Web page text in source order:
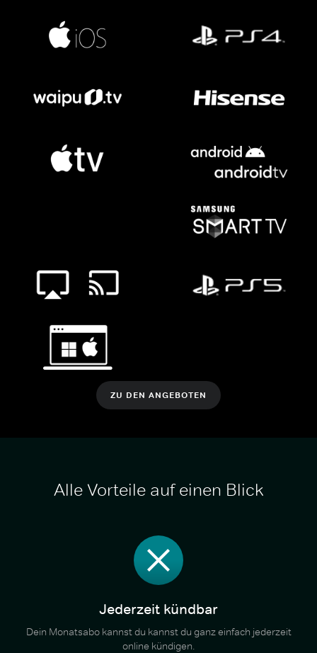
ZU DEN ANGEBOTEN
Alle Vorteile auf einen Blick
Jederzeit kündbar
Dein Monatsabo kannst du kannst du ganz einfach jederzeit
online kündigen.